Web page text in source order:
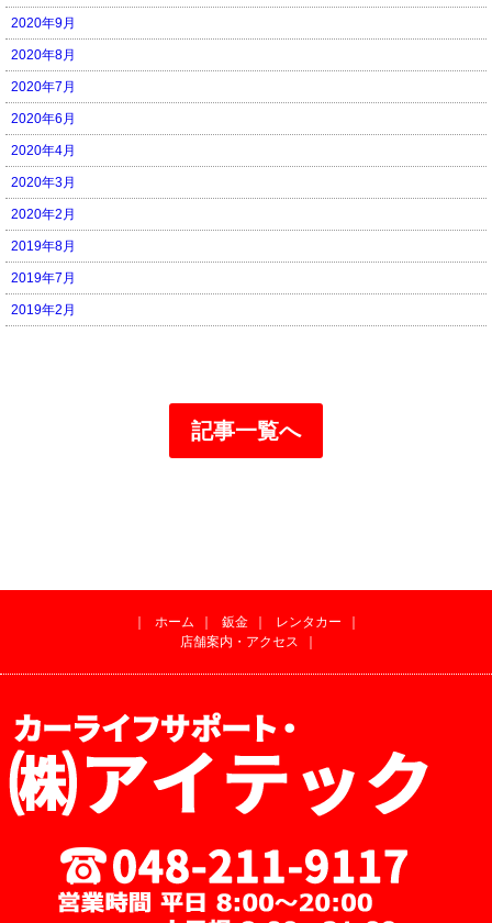
2020年9月
2020年8月
2020年7月
2020年6月
2020年4月
2020年3月
2020年2月
2019年8月
2019年7月
2019年2月
記事一覧へ
｜ ホーム ｜ 鈑金 ｜ レンタカー
｜
店舗案内・アクセス
｜